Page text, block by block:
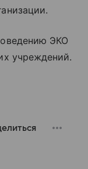
ЭКО
учреждений.